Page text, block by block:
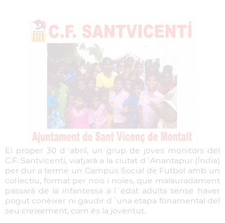
El proper 30 d´abril, un grup de joves monitors del
C.F. Santvicentí, viatjarà a la ciutat d´Anantapur (Índia)
per dur a terme un Campus Social de Futbol amb un
col·lectiu, format per nois i noies, que malauradament
passarà de la infantessa a l´edat adulta sense haver
pogut conèixer ni gaudir d´una etapa fonamental del
seu creixement, com és la joventut.